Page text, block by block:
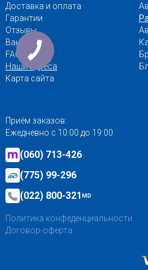
Доставка и оплата
Гарантии
Отзывы
Вакансии
FAQ
Наши адреса
Карта сайта
Приём заказов:
Ежедневно с 10:00 до 19:00
(060) 713-426
(775) 99-296
(022) 800-321MD
Политика конфеденциальности
Договор-оферта